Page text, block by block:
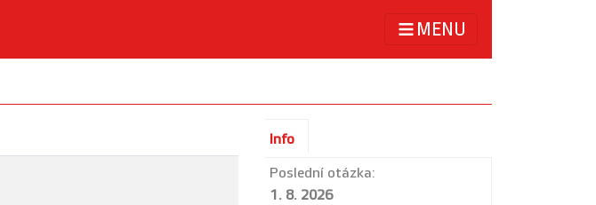
MENU
Info
Poslední otázka:
1. 8. 2026